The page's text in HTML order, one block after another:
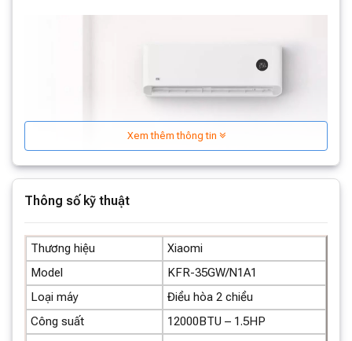
Xem thêm thông tin
Thông số kỹ thuật
Thương hiệu
Xiaomi
Model
KFR-35GW/N1A1
Loại máy
Điều hòa 2 chiều
Công suất
12000BTU – 1.5HP